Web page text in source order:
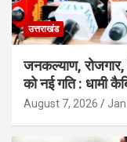
उत्तराखंड
जनकल्याण,
को नई गति : धामी
August 7, 2026